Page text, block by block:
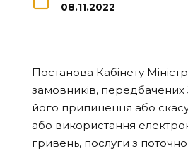
08.11.2022
Постанова Кабінету
замовників, передбачених
його припинення або
або використання
гривень, послуги з